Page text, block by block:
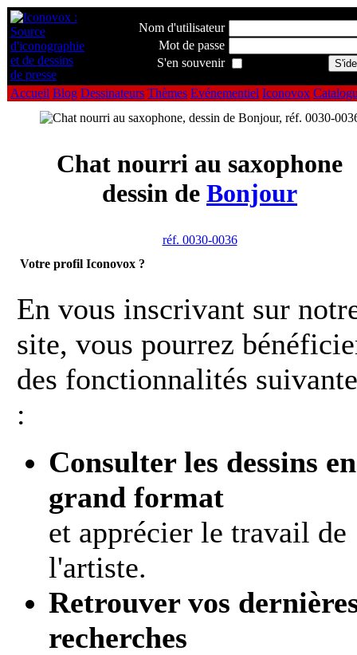
Nom d'utilisateur
Mot de passe
S'en souvenir
Accueil Blog Dessinateurs Thèmes Evénementiel Iconovox
Chat nourri au saxophone
dessin de Bonjour
réf. 0030-0036
Votre profil Iconovox ?
En vous inscrivant sur
site, vous pourrez
des fonctionnalités
:
Consulter les dessins en
grand format
et apprécier le travail de
l'artiste.
Retrouver vos
recherches